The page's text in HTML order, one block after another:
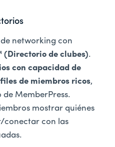
networking con
de clubes).
con capacidad de
de miembros ricos,
MemberPress.
mostrar quiénes
conectar con las